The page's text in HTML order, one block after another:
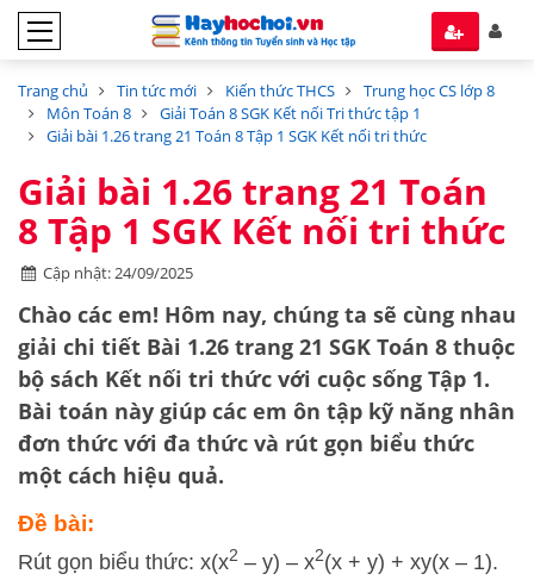
Trang chủ Tin tức mới Kiến thức THCS
Trung học CS lớp 8
Môn Toán 8
Giải Toán 8 SGK Kết nối Tri thức tập 1
Giải bài 1.26 trang 21 Toán 8 Tập 1 SGK Kết nối tri thức
Giải bài 1.26 trang 21 Toán
8 Tập 1 SGK Kết nối tri thức
Cập nhật: 24/09/2025
Chào các em! Hôm nay, chúng ta sẽ cùng nhau
giải chi tiết Bài 1.26 trang 21 SGK Toán 8 thuộc
bộ sách Kết nối tri thức với cuộc sống Tập 1.
Bài toán này giúp các em ôn tập kỹ năng nhân
đơn thức với đa thức và rút gọn biểu thức
một cách hiệu quả.
Đề bài:
Rút gọn biểu thức: x(x2 – y) – x2(x + y) + xy(x – 1).